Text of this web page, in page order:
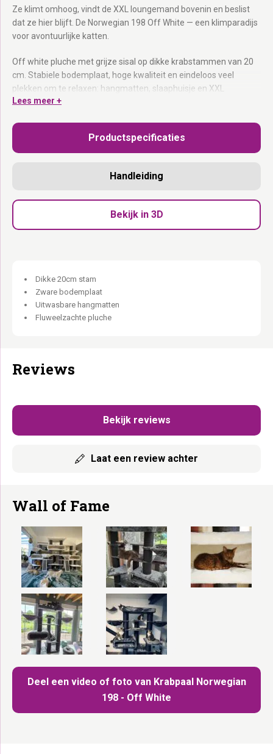
Ze klimt omhoog, vindt de XXL loungemand bovenin en beslist
dat ze hier blijft. De Norwegian 198 Off White — een klimparadijs
voor avontuurlijke katten.
Off white pluche met grijze sisal op dikke krabstammen van 20
cm. Stabiele bodemplaat, hoge kwaliteit en eindeloos veel
plekken om te relaxen: hangmatten, slaaphuisje en XXL
loungemand bovenin. Ideaal voor meerdere katten én voor grote
Dikke krabstammen van 20 cm grijze sisal:
actieve en zware katten.
tegelijk.
Klimparadijs voor avontuurlijke
Een klimparadijs. Voor de echte avonturier.
Lees meer +
Productspecificaties
Handleiding
Bekijk in 3D
Dikke 20cm stam
Zware bodemplaat
Uitwasbare hangmatten
Fluweelzachte pluche
Reviews
Bekijk reviews
Laat een review achter
Wall of Fame
Deel een video of foto van Krabpaal Norwegian
198 - Off White